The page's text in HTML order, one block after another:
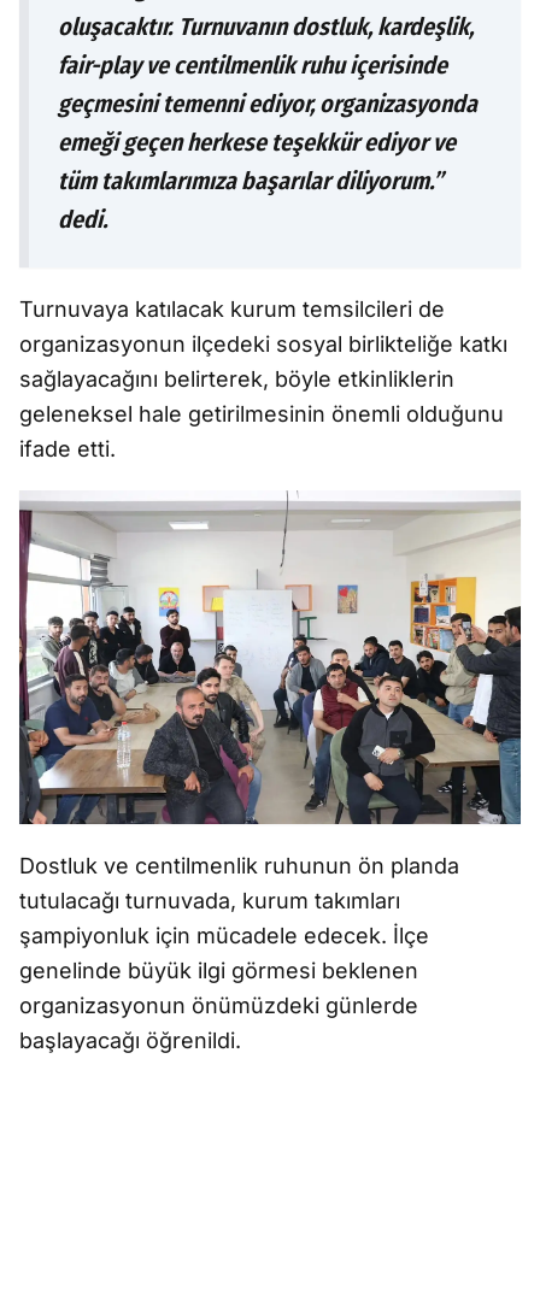
oluşacaktır. Turnuvanın dostluk, kardeşlik,
fair-play ve centilmenlik ruhu içerisinde
geçmesini temenni ediyor, organizasyonda
emeği geçen herkese teşekkür ediyor ve
tüm takımlarımıza başarılar diliyorum.”
dedi.
Turnuvaya katılacak kurum temsilcileri de
organizasyonun ilçedeki sosyal birlikteliğe katkı
sağlayacağını belirterek, böyle etkinliklerin
geleneksel hale getirilmesinin önemli olduğunu
ifade etti.
Dostluk ve centilmenlik ruhunun ön planda
tutulacağı turnuvada, kurum takımları
şampiyonluk için mücadele edecek. İlçe
genelinde büyük ilgi görmesi beklenen
organizasyonun önümüzdeki günlerde
başlayacağı öğrenildi.